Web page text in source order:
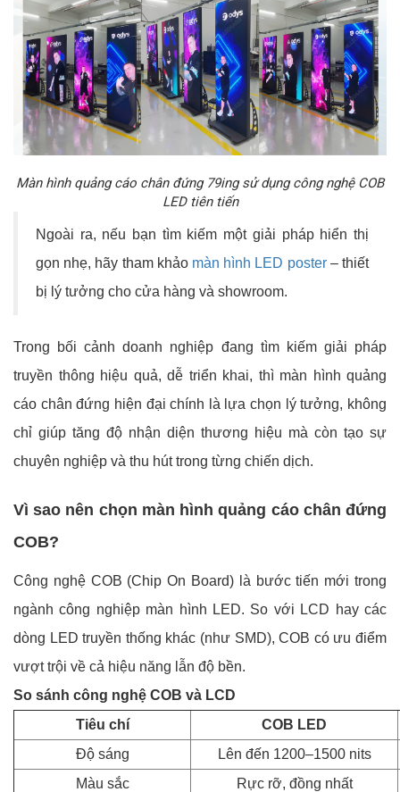
Màn hình quảng cáo chân đứng 79ing sử dụng công nghệ COB
LED tiên tiến
Ngoài ra, nếu bạn tìm kiếm một giải pháp hiển thị
gọn nhẹ, hãy tham khảo màn hình LED poster– thiết
bị lý tưởng cho cửa hàng và showroom.
Trong bối cảnh doanh nghiệp đang tìm kiếm giải pháp
truyền thông hiệu quả, dễ triển khai, thì màn hình quảng
cáo chân đứng hiện đại chính là lựa chọn lý tưởng, không
chỉ giúp tăng độ nhận diện thương hiệu mà còn tạo sự
chuyên nghiệp và thu hút trong từng chiến dịch.
Vì sao nên chọn màn hình quảng cáo chân đứng
COB?
Công nghệ COB (Chip On Board) là bước tiến mới trong
ngành công nghiệp màn hình LED. So với LCD hay các
dòng LED truyền thống khác (như SMD), COB có ưu điểm
vượt trội về cả hiệu năng lẫn độ bền.
So sánh công nghệ COB và LCD
Tiêu chí
COB LED
Độ sáng
Lên đến 1200–1500 nits
Màu sắc
Rực rỡ, đồng nhất